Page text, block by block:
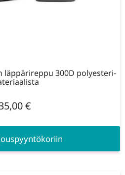
läppärireppu 300D polyesteri-
€